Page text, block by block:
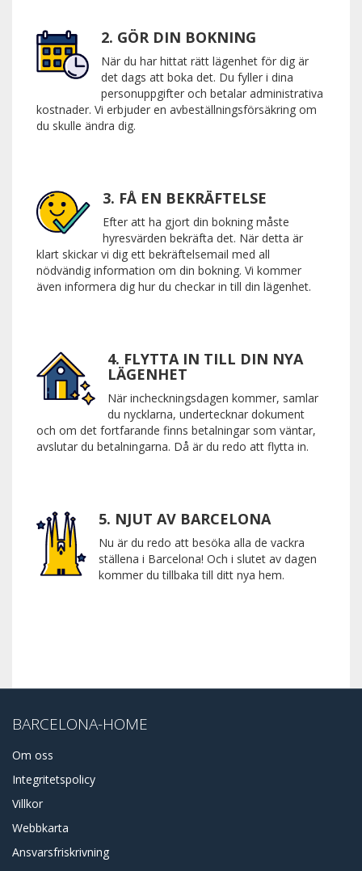
2. GÖR DIN BOKNING
När du har hittat rätt lägenhet för dig är
det dags att boka det. Du fyller i dina
personuppgifter och betalar administrativa
kostnader. Vi erbjuder en avbeställningsförsäkring om
du skulle ändra dig.
3. FÅ EN BEKRÄFTELSE
Efter att ha gjort din bokning måste
hyresvärden bekräfta det. När detta är
klart skickar vi dig ett bekräftelsemail med all
nödvändig information om din bokning. Vi kommer
även informera dig hur du checkar in till din lägenhet.
4. FLYTTA IN TILL DIN NYA
LÄGENHET
När incheckningsdagen kommer, samlar
du nycklarna, undertecknar dokument
och om det fortfarande finns betalningar som väntar,
avslutar du betalningarna. Då är du redo att flytta in.
5. NJUT AV BARCELONA
Nu är du redo att besöka alla de vackra
ställena i Barcelona! Och i slutet av dagen
kommer du tillbaka till ditt nya hem.
BARCELONA-HOME
Om oss
Integritetspolicy
Villkor
Webbkarta
Ansvarsfriskrivning